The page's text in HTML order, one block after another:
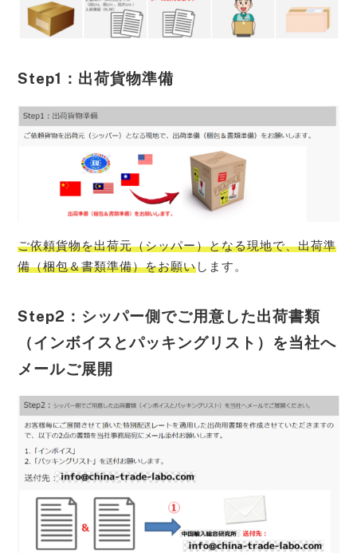
Step1：出荷貨物準備
ご依頼貨物を出荷元（シッパー）となる現地で、出荷準
備（梱包＆書類準備）をお願いします。
Step2：シッパー側でご用意した出荷書類
（インボイスとパッキングリスト）を当社へ
メールご展開